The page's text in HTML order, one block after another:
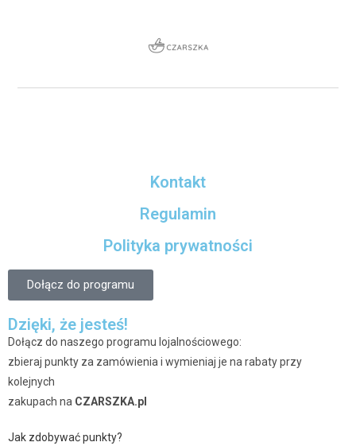
Kontakt
Regulamin
Polityka prywatności
Dołącz do programu
Dzięki, że jesteś!
Dołącz do naszego programu lojalnościowego:
zbieraj punkty za zamówienia i wymieniaj je na rabaty przy
kolejnych
zakupach na CZARSZKA.pl
Jak zdobywać punkty?